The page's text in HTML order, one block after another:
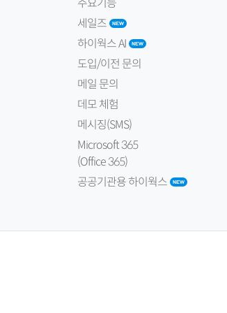
주요기능
세일즈
하이웍스 AI
도입/이전 문의
메일 문의
데모 체험
메시징(SMS)
Microsoft 365
(Office 365)
공공기관용 하이웍스